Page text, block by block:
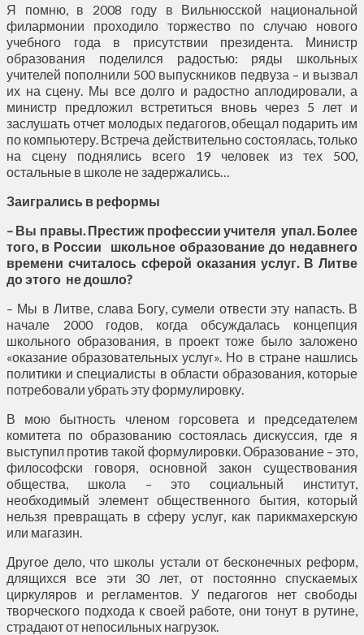
Я помню, в 2008 году в Вильнюсской национальной
филармонии проходило торжество по случаю нового
учебного года в присутствии президента. Министр
образования поделился радостью: ряды школьных
учителей пополнили 500 выпускников педвуза – и вызвал
их на сцену. Мы все долго и радостно аплодировали, а
министр предложил встретиться вновь через 5 лет и
заслушать отчет молодых педагогов, обещал подарить им
по компьютеру. Встреча действительно состоялась, только
на сцену поднялись всего 19 человек из тех 500,
остальные в школе не задержались…
Заигрались в реформы
– Вы правы. Престиж профессии учителя упал. Более
того, в России школьное образование до недавнего
времени считалось сферой оказания услуг. В Литве
до этого не дошло?
– Мы в Литве, слава Богу, сумели отвести эту напасть. В
начале 2000 годов, когда обсуждалась концепция
школьного образования, в проект тоже было заложено
«оказание образовательных услуг». Но в стране нашлись
политики и специалисты в области образования, которые
потребовали убрать эту формулировку.
В мою бытность членом горсовета и председателем
комитета по образованию состоялась дискуссия, где я
выступил против такой формулировки. Образование – это,
философски говоря, основной закон существования
общества, школа – это социальный институт,
необходимый элемент общественного бытия, который
нельзя превращать в сферу услуг, как парикмахерскую
или магазин.
Другое дело, что школы устали от бесконечных реформ,
длящихся все эти 30 лет, от постоянно спускаемых
циркуляров и регламентов. У педагогов нет свободы
творческого подхода к своей работе, они тонут в рутине,
страдают от непосильных нагрузок.